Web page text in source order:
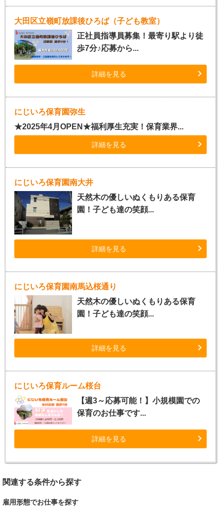
大田区立嶺町放課後ひろば（子ども教室）
正社員指導員募集！最寄り駅より徒
歩7分♪応募から...
詳細を見る
にじいろ保育園弥生
★2025年4月OPEN★福利厚生充実！保育業界...
詳細を見る
にじいろ保育園南大井
天然木の優しいぬくもりある保育
園！子ども達の笑顔...
詳細を見る
にじいろ保育園南馬込桜通り
天然木の優しいぬくもりある保育
園！子ども達の笑顔...
詳細を見る
にじいろ保育ルーム桜台
【週3～応募可能！】小規模園での
保育のお仕事です...
詳細を見る
関連する条件から探す
雇用形態でお仕事を探す